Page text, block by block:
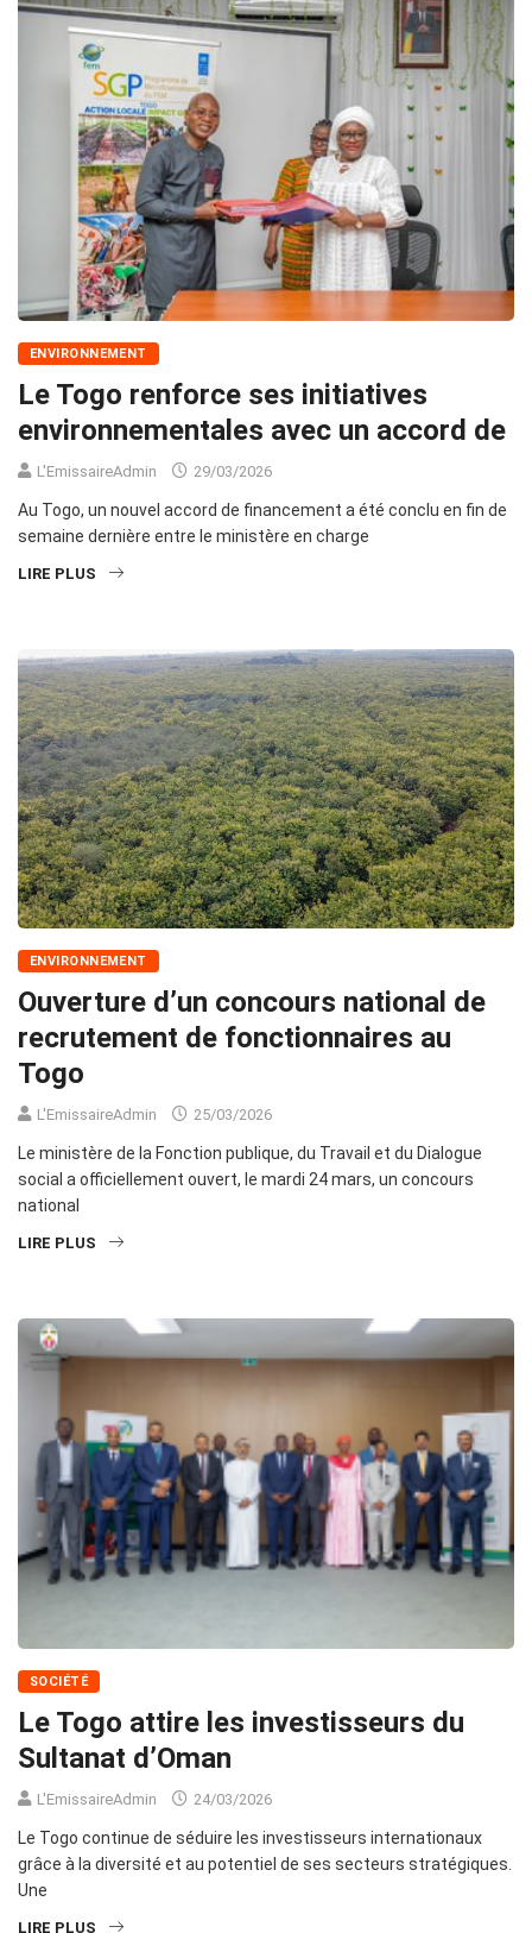
ENVIRONNEMENT
Le Togo renforce ses initiatives
environnementales avec un accord de
L'EmissaireAdmin 29/03/2026
Au Togo, un nouvel accord de financement a été conclu en fin de
semaine dernière entre le ministère en charge
LIRE PLUS
ENVIRONNEMENT
Ouverture d’un concours national de
recrutement de fonctionnaires au
Togo
L'EmissaireAdmin 25/03/2026
Le ministère de la Fonction publique, du Travail et du Dialogue
social a officiellement ouvert, le mardi 24 mars, un concours
national
LIRE PLUS
SOCIÉTÉ
Le Togo attire les investisseurs du
Sultanat d’Oman
L'EmissaireAdmin 24/03/2026
Le Togo continue de séduire les investisseurs internationaux
grâce à la diversité et au potentiel de ses secteurs stratégiques.
Une
LIRE PLUS